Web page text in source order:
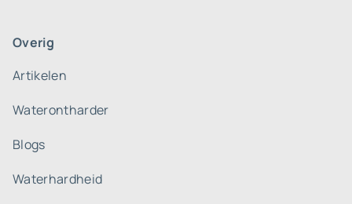
Overig
Artikelen
Waterontharder
Blogs
Waterhardheid